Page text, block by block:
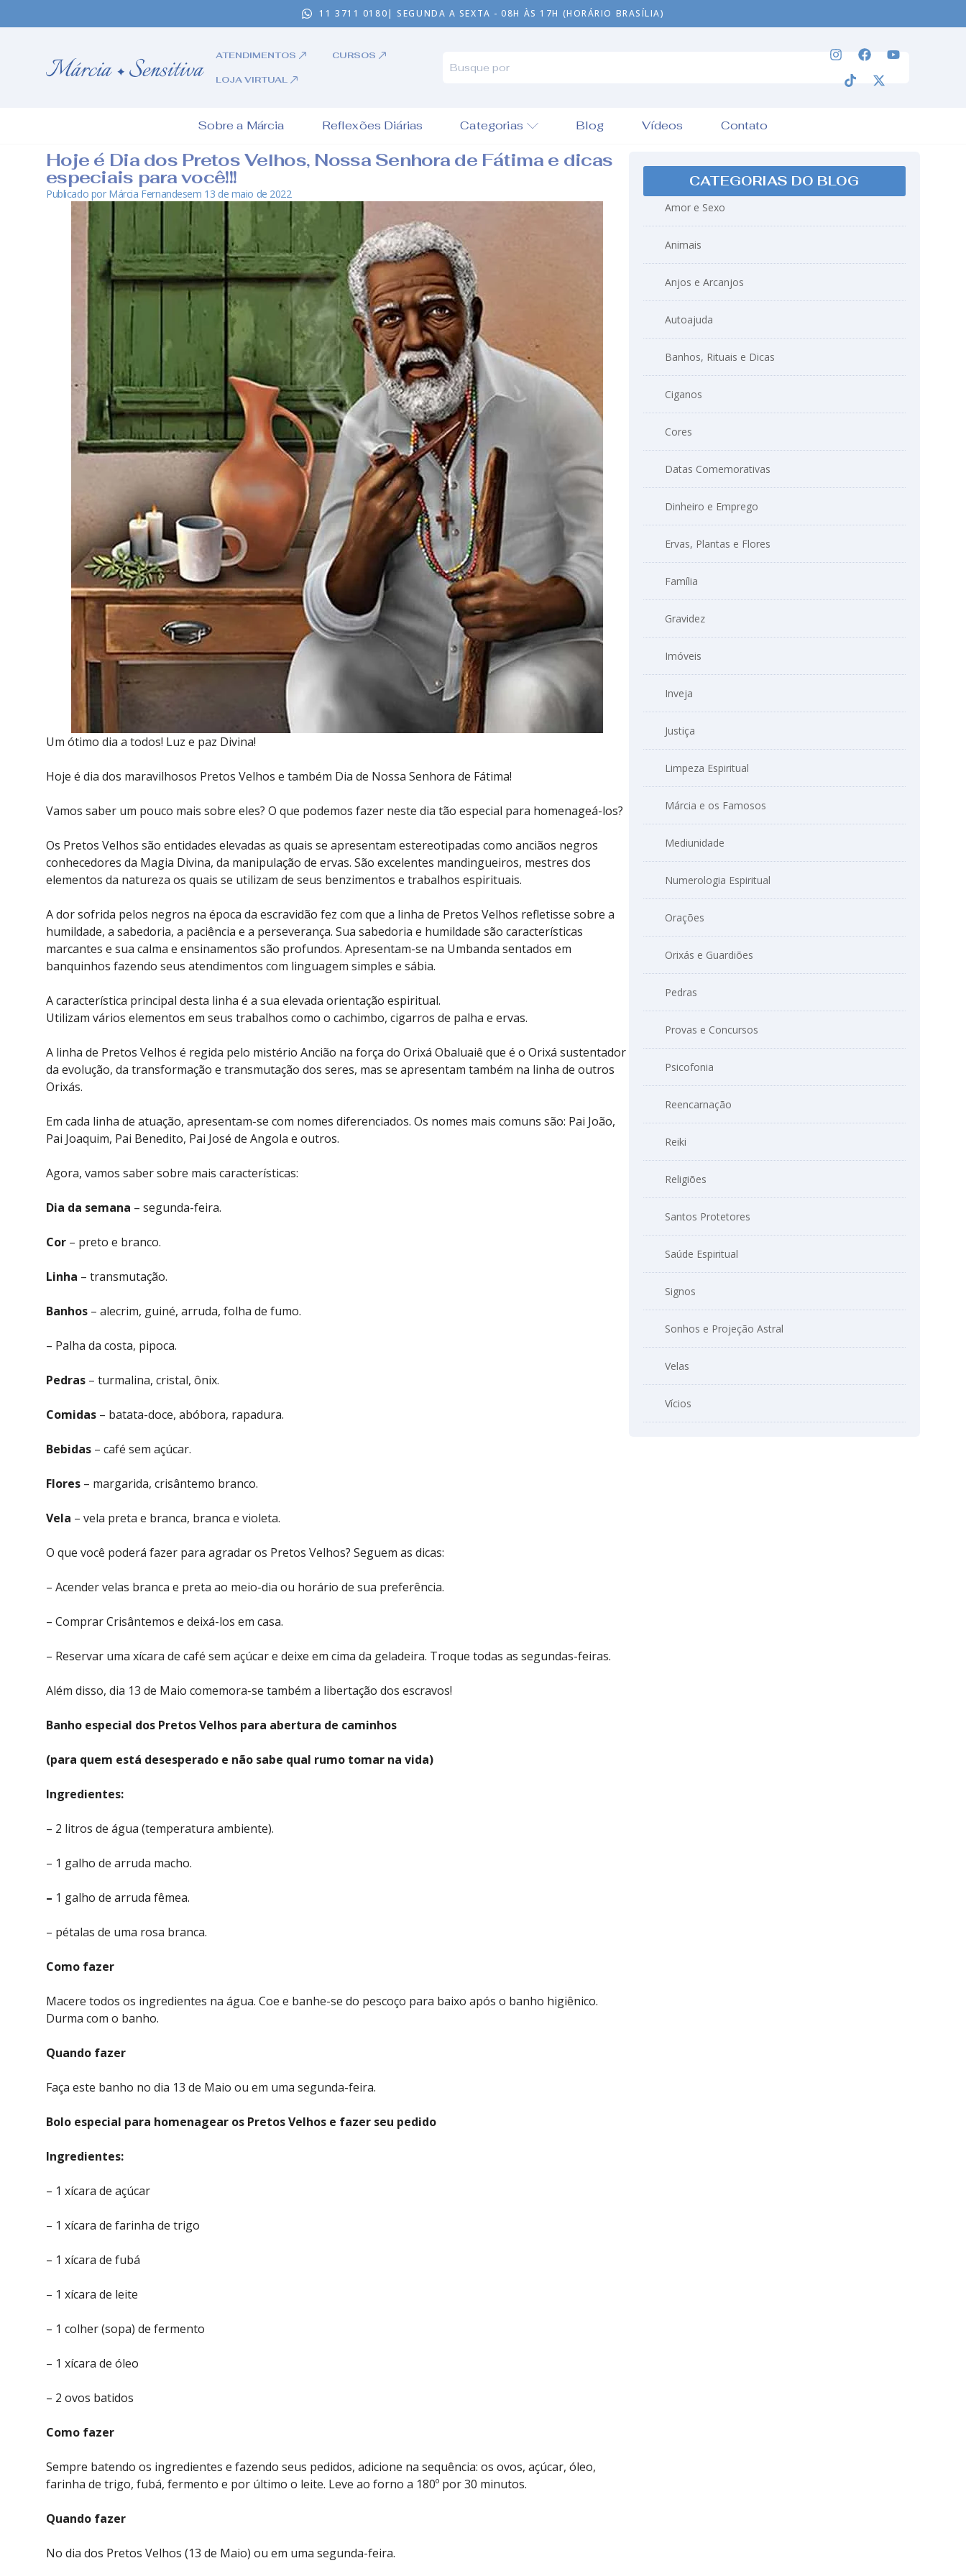
11 3711 0180| SEGUNDA A SEXTA - 08H ÀS 17H (HORÁRIO BRASÍLIA)
ATENDIMENTOS CURSOS
LOJA VIRTUAL
Sobre a Márcia Reflexões Diárias Categorias Blog Vídeos Contato
Hoje é Dia dos Pretos Velhos, Nossa Senhora de Fátima e dicas
especiais para você!!!
Publicado porMárcia Fernandesem 13 de maio de 2022
Um ótimo dia a todos! Luz e paz Divina!
Hoje é dia dos maravilhosos Pretos Velhos e também Dia de Nossa Senhora de Fátima!
Vamos saber um pouco mais sobre eles? O que podemos fazer neste dia tão especial para homenageá-los?
Os Pretos Velhos são entidades elevadas as quais se apresentam estereotipadas como anciãos negros
conhecedores da Magia Divina, da manipulação de ervas. São excelentes mandingueiros, mestres dos
elementos da natureza os quais se utilizam de seus benzimentos e trabalhos espirituais.
A dor sofrida pelos negros na época da escravidão fez com que a linha de Pretos Velhos refletisse sobre a
humildade, a sabedoria, a paciência e a perseverança. Sua sabedoria e humildade são características
marcantes e sua calma e ensinamentos são profundos. Apresentam-se na Umbanda sentados em
banquinhos fazendo seus atendimentos com linguagem simples e sábia.
A característica principal desta linha é a sua elevada orientação espiritual.
Utilizam vários elementos em seus trabalhos como o cachimbo, cigarros de palha e ervas.
A linha de Pretos Velhos é regida pelo mistério Ancião na força do Orixá Obaluaiê que é o Orixá sustentador
da evolução, da transformação e transmutação dos seres, mas se apresentam também na linha de outros
Orixás.
Em cada linha de atuação, apresentam-se com nomes diferenciados. Os nomes mais comuns são: Pai João,
Pai Joaquim, Pai Benedito, Pai José de Angola e outros.
Agora, vamos saber sobre mais características:
Dia da semana – segunda-feira.
Cor – preto e branco.
Linha – transmutação.
Banhos – alecrim, guiné, arruda, folha de fumo.
– Palha da costa, pipoca.
Pedras – turmalina, cristal, ônix.
Comidas – batata-doce, abóbora, rapadura.
Bebidas – café sem açúcar.
Flores – margarida, crisântemo branco.
Vela – vela preta e branca, branca e violeta.
O que você poderá fazer para agradar os Pretos Velhos? Seguem as dicas:
– Acender velas branca e preta ao meio-dia ou horário de sua preferência.
– Comprar Crisântemos e deixá-los em casa.
– Reservar uma xícara de café sem açúcar e deixe em cima da geladeira. Troque todas as segundas-feiras.
Além disso, dia 13 de Maio comemora-se também a libertação dos escravos!
Banho especial dos Pretos Velhos para abertura de caminhos
(para quem está desesperado e não sabe qual rumo tomar na vida)
Ingredientes:
– 2 litros de água (temperatura ambiente).
– 1 galho de arruda macho.
– 1 galho de arruda fêmea.
– pétalas de uma rosa branca.
Como fazer
Macere todos os ingredientes na água. Coe e banhe-se do pescoço para baixo após o banho higiênico.
Durma com o banho.
Quando fazer
Faça este banho no dia 13 de Maio ou em uma segunda-feira.
Bolo especial para homenagear os Pretos Velhos e fazer seu pedido
Ingredientes:
– 1 xícara de açúcar
– 1 xícara de farinha de trigo
– 1 xícara de fubá
– 1 xícara de leite
– 1 colher (sopa) de fermento
– 1 xícara de óleo
– 2 ovos batidos
Como fazer
Sempre batendo os ingredientes e fazendo seus pedidos, adicione na sequência: os ovos, açúcar, óleo,
farinha de trigo, fubá, fermento e por último o leite. Leve ao forno a 180º por 30 minutos.
Quando fazer
No dia dos Pretos Velhos (13 de Maio) ou em uma segunda-feira.
CATEGORIAS DO BLOG
Amor e Sexo
Animais
Anjos e Arcanjos
Autoajuda
Banhos, Rituais e Dicas
Ciganos
Cores
Datas Comemorativas
Dinheiro e Emprego
Ervas, Plantas e Flores
Família
Gravidez
Imóveis
Inveja
Justiça
Limpeza Espiritual
Márcia e os Famosos
Mediunidade
Numerologia Espiritual
Orações
Orixás e Guardiões
Pedras
Provas e Concursos
Psicofonia
Reencarnação
Reiki
Religiões
Santos Protetores
Saúde Espiritual
Signos
Sonhos e Projeção Astral
Velas
Vícios